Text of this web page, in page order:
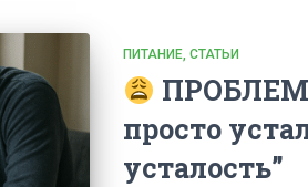
ПИТАНИЕ СТАТЬИ
просто
усталость”